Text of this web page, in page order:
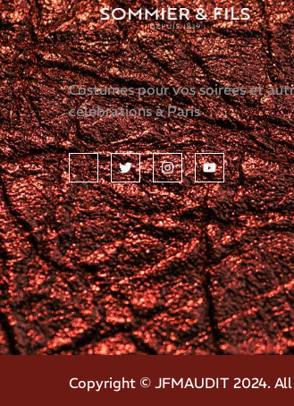
Costumes pour vos soirées et
célébrations à Paris
Copyright © JFMAUDIT 2024. All